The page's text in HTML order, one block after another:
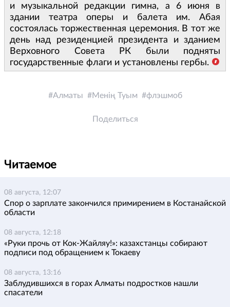
и музыкальной редакции гимна, а 6 июня в
здании театра оперы и балета им. Абая
состоялась торжественная церемония. В тот же
день над резиденцией президента и зданием
Верховного Совета РК были подняты
государственные флаги и установлены гербы.
Алматы Менің Туым флэшмоб
Поделиться
Читаемое
08 августа, 12:07
Спор о зарплате закончился примирением в Костанайской
области
08 августа, 12:18
«Руки прочь от Кок-Жайляу!»: казахстанцы собирают
подписи под обращением к Токаеву
08 августа, 13:16
Заблудившихся в горах Алматы подростков нашли
спасатели